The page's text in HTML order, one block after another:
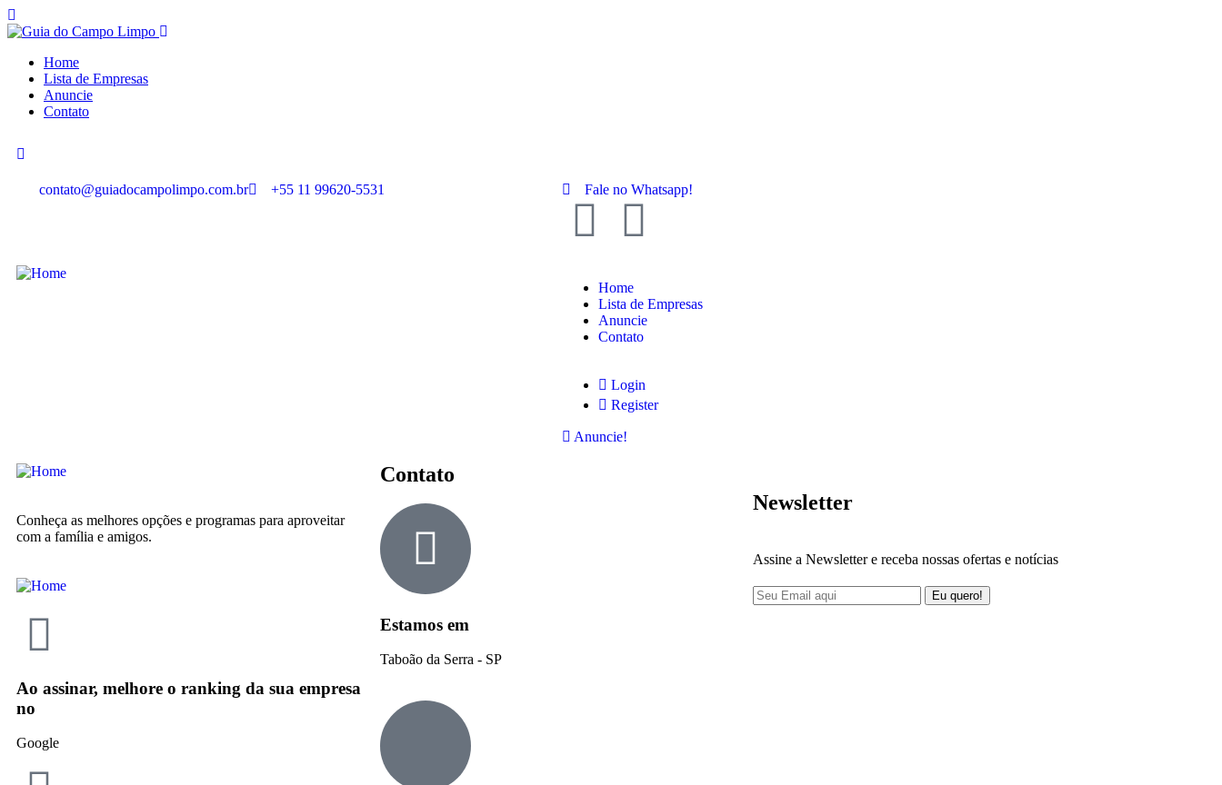
Home
Lista de Empresas
Anuncie
Contato
contato@guiadocampolimpo.com.br +55 11 99620-5531 Fale no Whatsapp!
Home
Lista de Empresas
Anuncie
Contato
Login
Register
Anuncie!
Conheça as melhores opções e programas para aproveitar
com a família e amigos.
Ao assinar, melhore o ranking da sua empresa
no
Google
Contato
Estamos em
Taboão da Serra - SP
Newsletter
Assine a Newsletter e receba nossas ofertas e notícias